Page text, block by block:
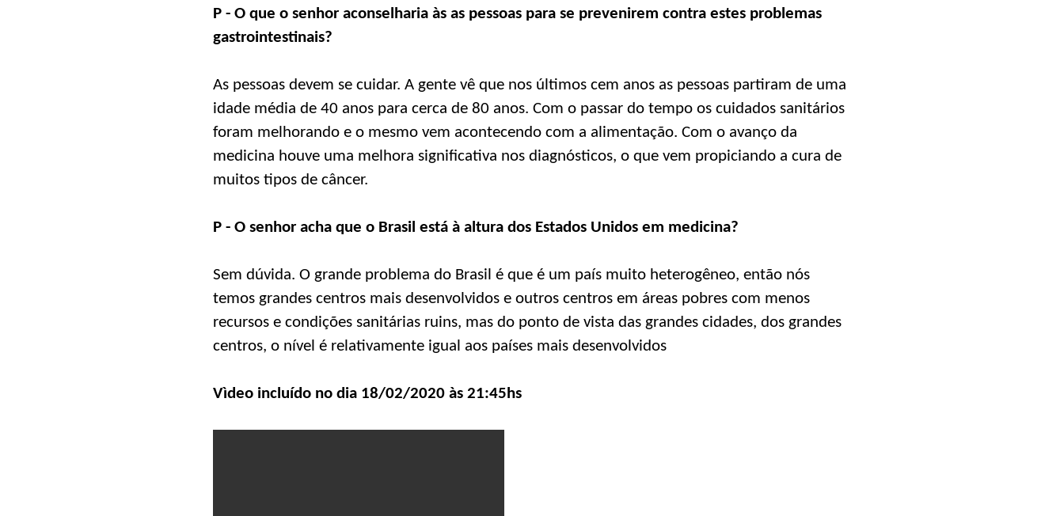
P - O que o senhor aconselharia às as pessoas para se prevenirem contra estes problemas
gastrointestinais?
As pessoas devem se cuidar. A gente vê que nos últimos cem anos as pessoas partiram de uma
idade média de 40 anos para cerca de 80 anos. Com o passar do tempo os cuidados sanitários
foram melhorando e o mesmo vem acontecendo com a alimentação. Com o avanço da
medicina houve uma melhora significativa nos diagnósticos, o que vem propiciando a cura de
muitos tipos de câncer.
P - O senhor acha que o Brasil está à altura dos Estados Unidos em medicina?
Sem dúvida. O grande problema do Brasil é que é um país muito heterogêneo, então nós
temos grandes centros mais desenvolvidos e outros centros em áreas pobres com menos
recursos e condições sanitárias ruins, mas do ponto de vista das grandes cidades, dos grandes
centros, o nível é relativamente igual aos países mais desenvolvidos
Vìdeo incluído no dia 18/02/2020 às 21:45hs